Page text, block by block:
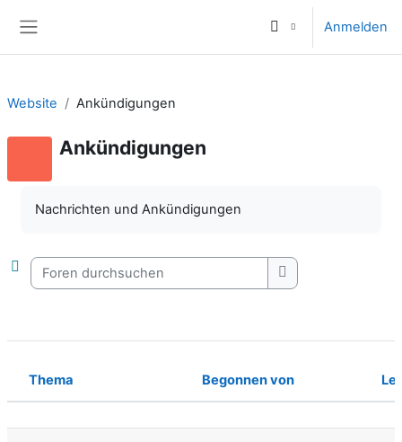
Anmelden
Website Ankündigungen
Ankündigungen
Nachrichten und Ankündigungen
Foren durchsuchen
Foren
Status
Thema Begonnen von